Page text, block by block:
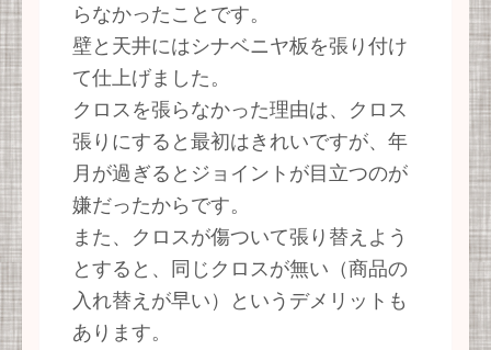
らなかったことです。
壁と天井にはシナベニヤ板を張り付け
て仕上げました。
クロスを張らなかった理由は、クロス
張りにすると最初はきれいですが、年
月が過ぎるとジョイントが目立つのが
嫌だったからです。
また、クロスが傷ついて張り替えよう
とすると、同じクロスが無い（商品の
入れ替えが早い）というデメリットも
あります。